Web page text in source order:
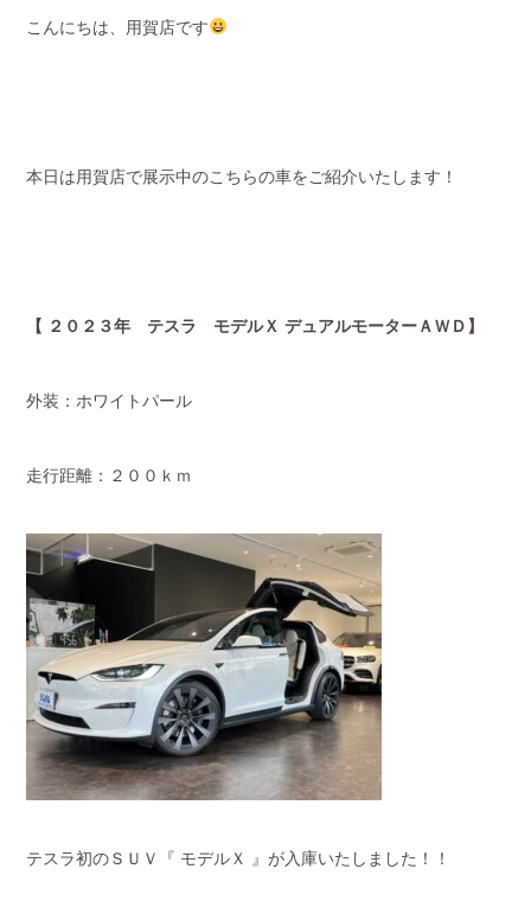
こんにちは、用賀店です
本日は用賀店で展示中のこちらの車をご紹介いたします！
【 ２０２３年 テスラ モデルＸ デュアルモーターＡＷＤ】
外装：ホワイトパール
走行距離：２００ｋｍ
テスラ初のＳＵＶ『 モデルＸ 』が入庫いたしました！！